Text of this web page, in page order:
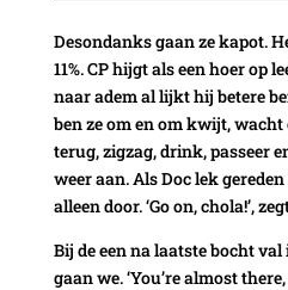
Desondanks gaan ze kapot.
11%. CP hijgt als een hoer op
naar adem al lijkt hij betere
ben ze om en om kwijt,
terug, zigzag, drink, passeer
weer aan. Als Doc lek
alleen door. ‘Go on, chola!’,
Bij de een na laatste bocht
gaan we. ‘You’re almost